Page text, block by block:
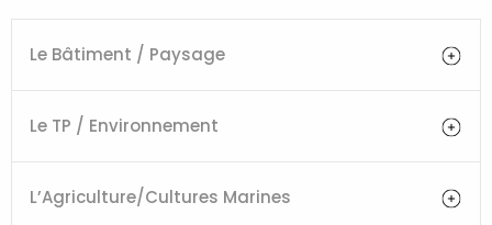
Le Bâtiment / Paysage
Le TP / Environnement
L’Agriculture/Cultures Marines